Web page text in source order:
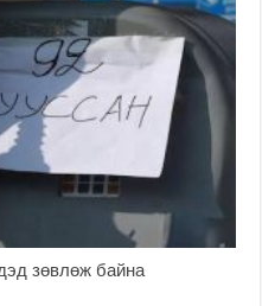
зөвлөж байна